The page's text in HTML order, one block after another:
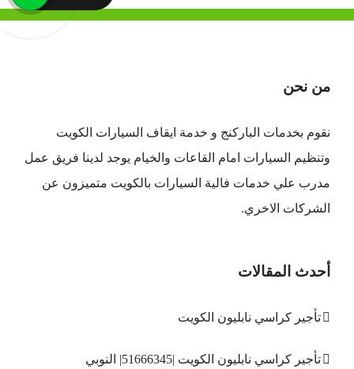
من نحن
نقوم بخدمات الباركنج و خدمة ايقاف السيارات الكويت
وتنظيم السيارات امام القاعات والخيام يوجد لدينا فريق عمل
مدرب علي خدمات فالية السيارات بالكويت متميزون عن
الشركات الاخري.
أحدث المقالات
تأجير كراسي نابليون الكويت
تأجير كراسي نابليون الكويت |51666345| النوبي